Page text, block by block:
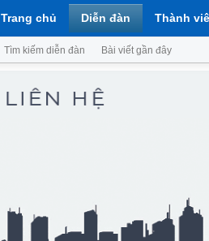
Trang chủ Diễn đàn
Tìm kiếm diễn đàn Bài viết gần đây
Thành